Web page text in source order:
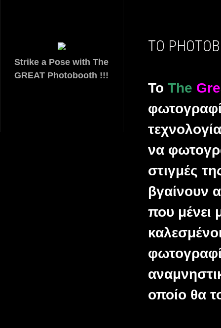
Strike a Pose with The
GREAT Photobooth !!!
ΤΟ
Το The
να
στιγμές
βγαίνουν
που μένει
οποίο θα